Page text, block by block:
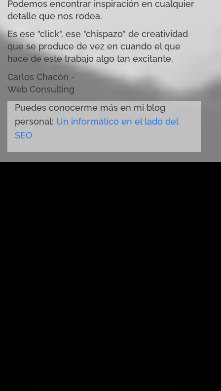
Podemos encontrar inspiración en cualquier
detalle que nos rodea.
Es ese "click", ese "chispazo" de creatividad
que se produce de vez en cuando el que
hace de este trabajo algo tan excitante.
Carlos Chacón -
Web Consulting
Puedes conocerme más en mi blog
personal: Un informático en el lado del
SEO